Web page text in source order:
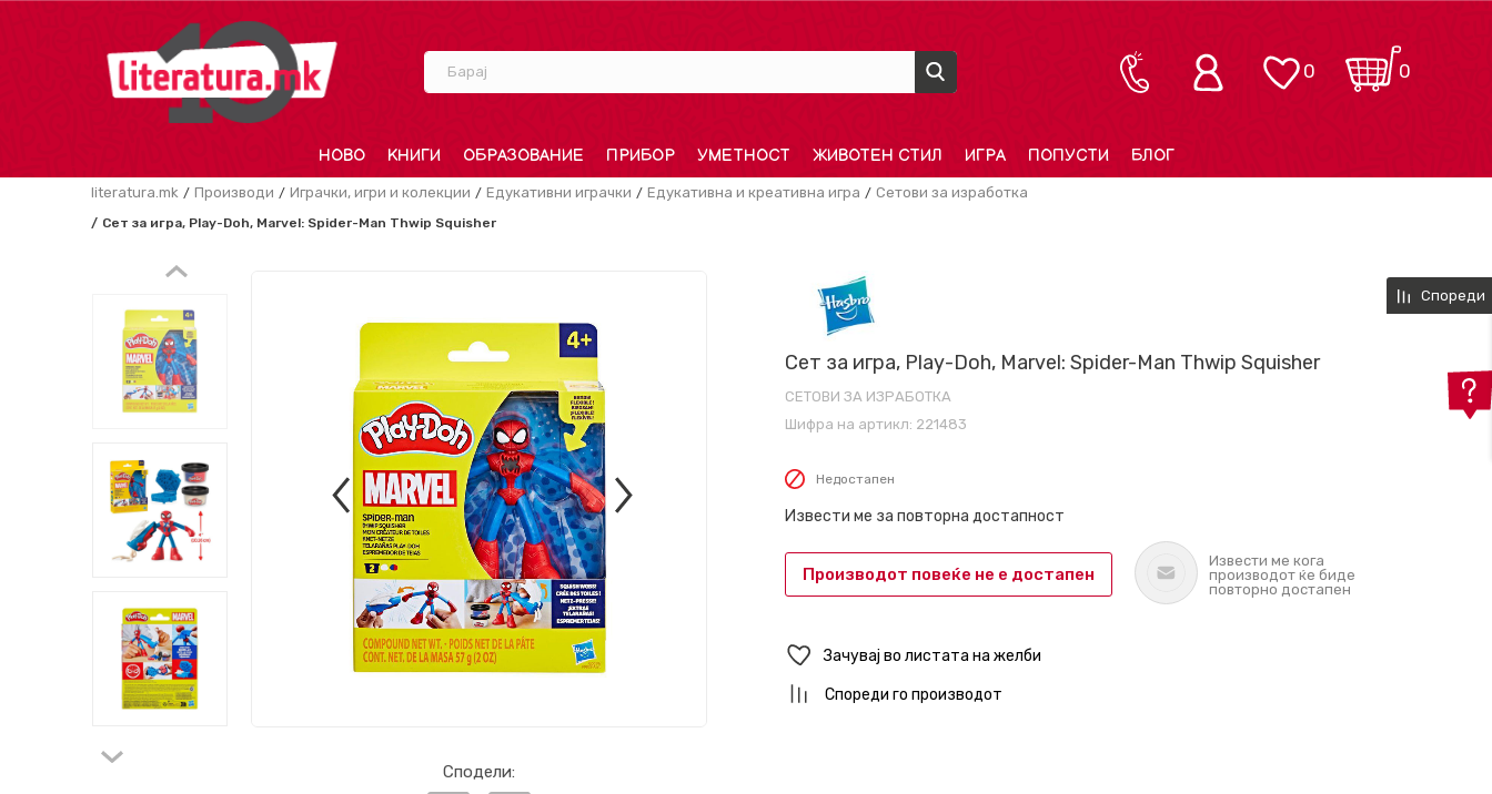
Барај 0
0
НОВО КНИГИ ОБРАЗОВАНИЕ ПРИБОР УМЕТНОСТ ЖИВОТЕН СТИЛ ИГРА ПОПУСТИ БЛОГ
literatura.mk Производи Играчки, игри и колекции Едукативни играчки Едукативна и креативна игра Сетови за изработка
Сет за игра, Play-Doh, Marvel: Spider-Man Thwip Squisher
Сподели:
Сет за игра, Play-Doh, Marvel: Spider-Man Thwip Squisher
СЕТОВИ ЗА ИЗРАБОТКА
Шифра на артикл: 221483
Недостапен
Извести ме за повторна достапност
Производот повеќе не е достапен
Извести ме кога
производот ќе биде
повторно достапен
Зачувај во листата на желби
Спореди го производот
Спореди